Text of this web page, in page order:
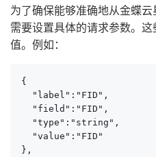
为了确保能够准确地从金蝶
需要设置具体的请求参数。
值。例如：
{
  "label":"FID",
  "field":"FID",
  "type":"string",
  "value":"FID"
},